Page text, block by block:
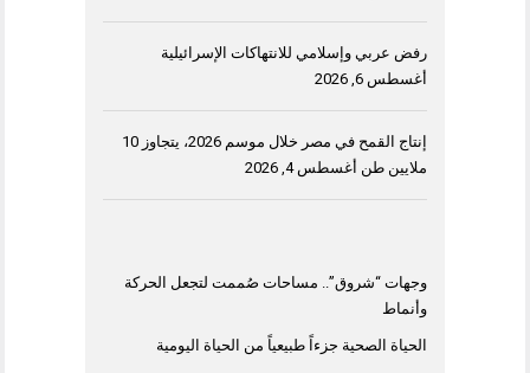
رفض عربي وإسلامي للانتهاكات الإسرائيلية
أغسطس 6, 2026
إنتاج القمح في مصر خلال موسم 2026، يتجاوز 10
ملايين طن أغسطس 4, 2026
وجهات “شروق”.. مساحات صُممت لتجعل الحركة
وأنماط
الحياة الصحية جزءاً طبيعياً من الحياة اليومية